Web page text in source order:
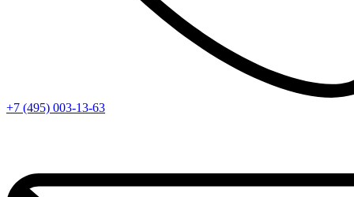
+7 (495) 003-13-63